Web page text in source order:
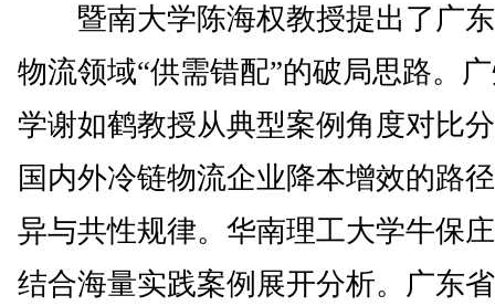
暨南大学陈海权教授提出了广
物流领域“供需错配”的破局思路。
学谢如鹤教授从典型案例角度对比
国内外冷链物流企业降本增效的路
异与共性规律。华南理工大学牛保
结合海量实践案例展开分析。广东